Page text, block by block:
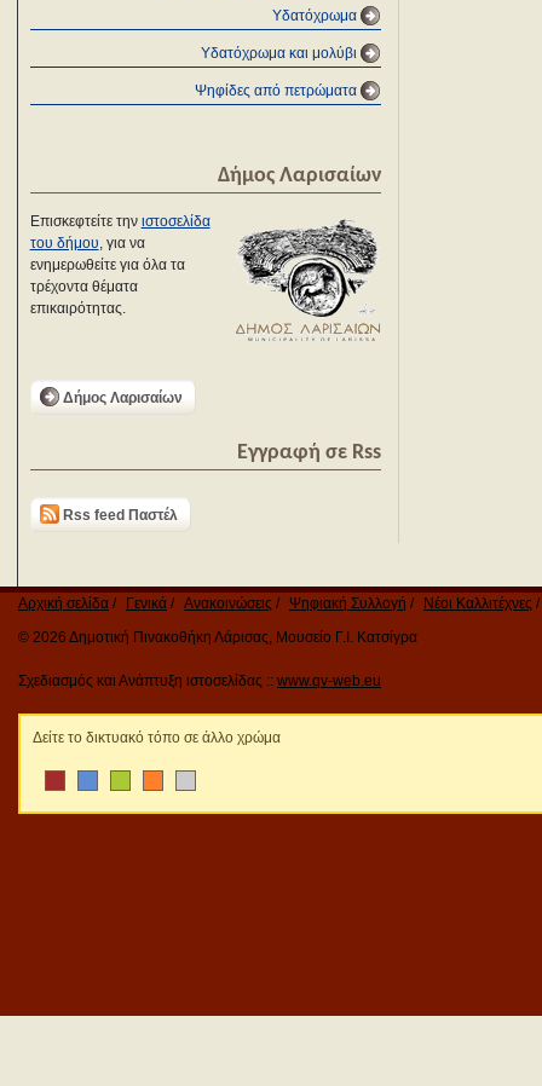
Υδατόχρωμα
Υδατόχρωμα και μολύβι
Ψηφίδες από πετρώματα
Δήμος Λαρισαίων
Επισκεφτείτε την ιστοσελίδα
του δήμου, για να
ενημερωθείτε για όλα τα
τρέχοντα θέματα
επικαιρότητας.
Δήμος Λαρισαίων
Εγγραφή σε Rss
Rss feed Παστέλ
Αρχική σελίδα Γενικά Ανακοινώσεις Ψηφιακή Συλλογή
Νέοι Καλλιτέχνες
© 2026 Δημοτική Πινακοθήκη Λάρισας, Μουσείο Γ.Ι. Κατσίγρα
Σχεδιασμός και Ανάπτυξη ιστοσελίδας :: www.qv-web.eu
Δείτε το δικτυακό τόπο σε άλλο χρώμα